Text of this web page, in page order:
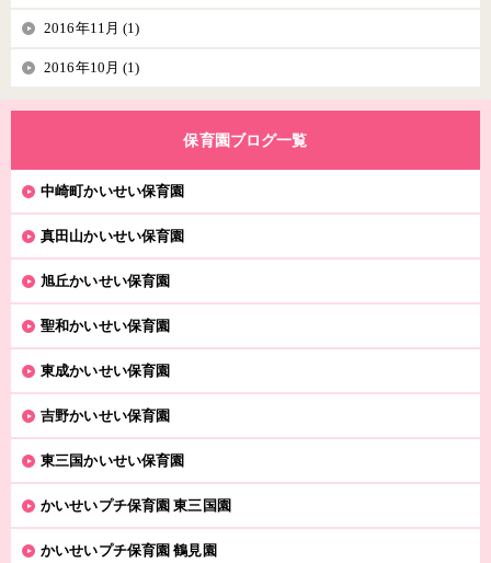
2016年11月 (1)
2016年10月 (1)
保育園ブログ一覧
中崎町かいせい保育園
真田山かいせい保育園
旭丘かいせい保育園
聖和かいせい保育園
東成かいせい保育園
吉野かいせい保育園
東三国かいせい保育園
かいせいプチ保育園 東三国園
かいせいプチ保育園 鶴見園